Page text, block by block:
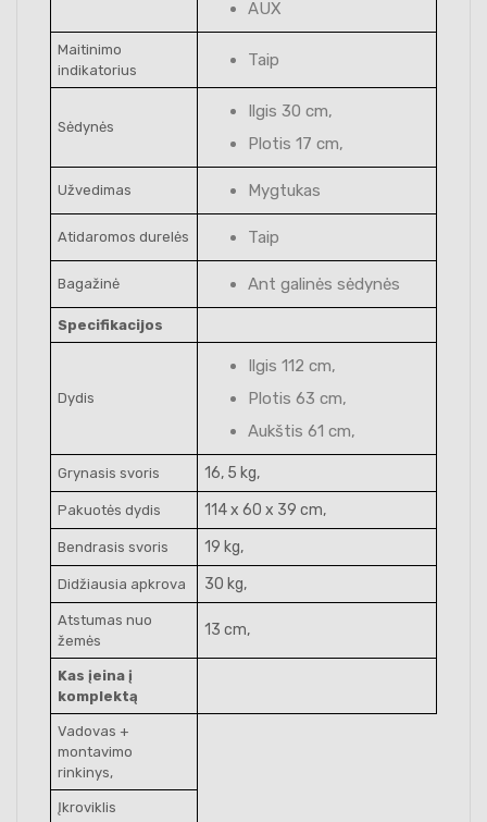
AUX
Maitinimo
indikatorius
Taip
Sėdynės
Ilgis 30 cm,
Plotis 17 cm,
Užvedimas Mygtukas
Atidaromos durelės Taip
Bagažinė Ant galinės sėdynės
Specifikacijos
Dydis
Ilgis 112 cm,
Plotis 63 cm,
Aukštis 61 cm,
Grynasis svoris 16, 5 kg,
Pakuotės dydis 114 x 60 x 39 cm,
Bendrasis svoris 19 kg,
Didžiausia apkrova 30 kg,
Atstumas nuo
žemės
13 cm,
Kas įeina į
komplektą
Vadovas +
montavimo
rinkinys,
Įkroviklis